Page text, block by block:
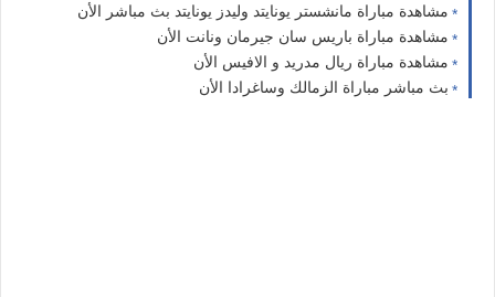
مشاهدة مباراة مانشستر يونايتد وليدز يونايتد بث مباشر الأن
مشاهدة مباراة باريس سان جيرمان ونانت الأن
مشاهدة مباراة ريال مدريد و الافيس الأن
بث مباشر مباراة الزمالك وساغرادا الأن